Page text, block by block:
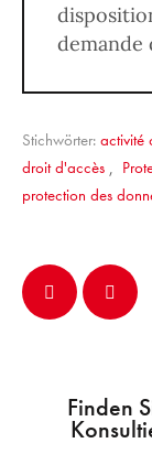
demande
Stichwörter: activité
droit d'accès ,
protection des
Finden